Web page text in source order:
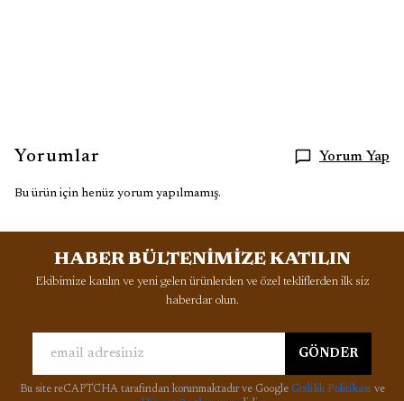
Yorumlar Yorum Yap
Bu ürün için henüz yorum yapılmamış.
HABER BÜLTENİMİZE KATILIN
Ekibimize katılın ve yeni gelen ürünlerden ve özel tekliflerden ilk siz
haberdar olun.
GÖNDER
Bu site reCAPTCHA tarafından korunmaktadır ve Google Gizlilik Politikası ve